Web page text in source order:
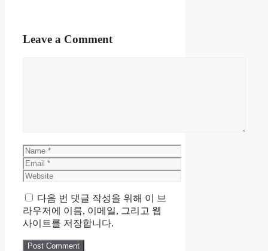
Leave a Comment
Name
Email
Website
다음 번 댓글 작성을 위해 이 브
라우저에 이름, 이메일, 그리고 웹
사이트를 저장합니다.